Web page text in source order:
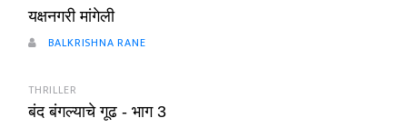
यक्षनगरी मांगेली
BALKRISHNA RANE
THRILLER
बंद बंगल्याचे गूढ - भाग 3